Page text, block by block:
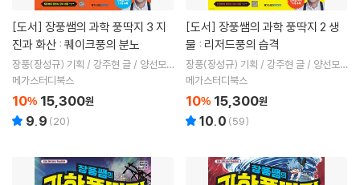
[도서]
진과 화산 : 퀘이크풍의 분노
장풍(장성규) 기획 / 강주현 글 / 양선모
그림
메가스터디북스
10% 15,300원
9.9 (20)
[도서]
물 : 리저드풍의 습격
장풍(장성규) 기획 / 강주현 글 / 양선모
그림
메가스터디북스
10% 15,300원
10.0 (59)